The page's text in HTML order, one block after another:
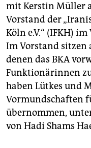
mit Kerstin Müller
Vorstand der
Köln e.V.“ (IFKH)
Im Vorstand sitzen
denen das BKA
Funktionärinnen
haben Lütkes und
Vormundschaften
übernommen,
von Hadi Shams